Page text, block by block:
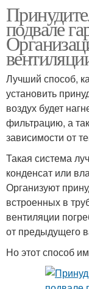
подвале
Лучший способ,
установить
воздух будет
фильтрацию, а
зависимости от
Такая система
конденсат или
Организуют
встроенных в
вентиляции
от предыдущего
Но этот способ